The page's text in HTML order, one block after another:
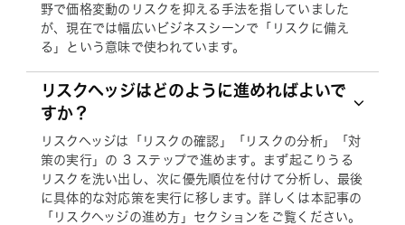
野で価格変動のリスクを抑える手法を指していました
が、現在では幅広いビジネスシーンで「リスクに備え
る」という意味で使われています。
リスクヘッジはどのように進めればよいで
すか？
リスクヘッジは「リスクの確認」「リスクの分析」「対
策の実行」の 3 ステップで進めます。まず起こりうる
リスクを洗い出し、次に優先順位を付けて分析し、最後
に具体的な対応策を実行に移します。詳しくは本記事の
「リスクヘッジの進め方」セクションをご覧ください。